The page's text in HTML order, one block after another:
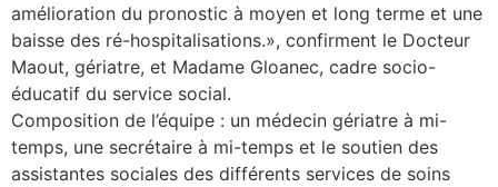
amélioration du pronostic à moyen et long terme et une
baisse des ré-hospitalisations.», confirment le Docteur
Maout, gériatre, et Madame Gloanec, cadre socio-
éducatif du service social.
Composition de l’équipe : un médecin gériatre à mi-
temps, une secrétaire à mi-temps et le soutien des
assistantes sociales des différents services de soins